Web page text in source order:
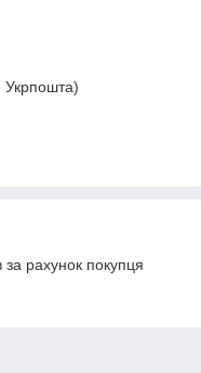
Укрпошта)
рахунок покупця